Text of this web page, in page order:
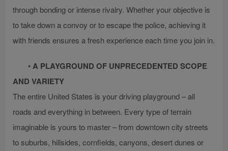
through bonding or intense rivalry. Whether your objective is
to take down a convoy or to escape the police, achieving it
with friends ensures a fresh experience each time you join in.
•A PLAYGROUND OF UNPRECEDENTED SCOPE
AND VARIETY
The entire United States is your driving playground – all
roads and everything in between. Every type of terrain
imaginable is yours to master – from downtown city streets
to suburbs, hillsides, cornfields, canyons, desert dunes or